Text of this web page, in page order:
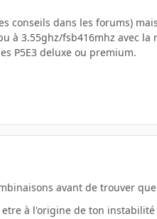
conseils dans les forums)
3.55ghz/fsb416mhz avec la
P5E3 deluxe ou premium.
avant de trouver
à l'origine de ton